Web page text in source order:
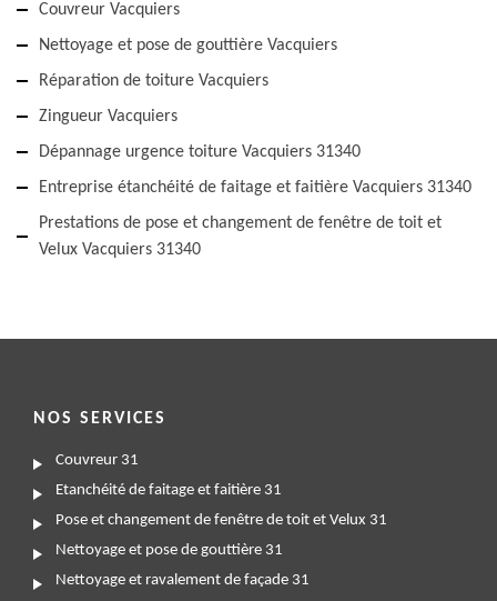
Couvreur Vacquiers
Nettoyage et pose de gouttière Vacquiers
Réparation de toiture Vacquiers
Zingueur Vacquiers
Dépannage urgence toiture Vacquiers 31340
Entreprise étanchéité de faitage et faitière Vacquiers 31340
Prestations de pose et changement de fenêtre de toit et
Velux Vacquiers 31340
NOS SERVICES
Couvreur 31
Etanchéité de faitage et faitière 31
Pose et changement de fenêtre de toit et Velux 31
Nettoyage et pose de gouttière 31
Nettoyage et ravalement de façade 31